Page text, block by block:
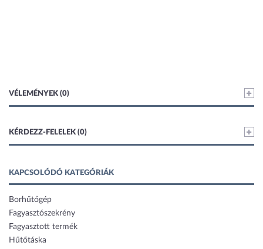
VÉLEMÉNYEK (0)
KÉRDEZZ-FELELEK (0)
KAPCSOLÓDÓ KATEGÓRIÁK
Borhűtőgép
Fagyasztószekrény
Fagyasztott termék
Hűtőtáska